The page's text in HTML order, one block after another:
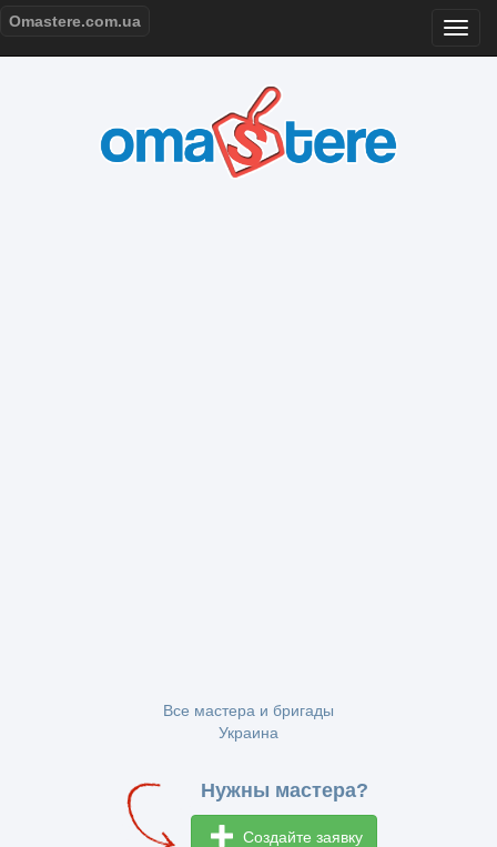
Omastere.com.ua
Все мастера и бригады
Украина
Нужны мастера?
Создайте заявку